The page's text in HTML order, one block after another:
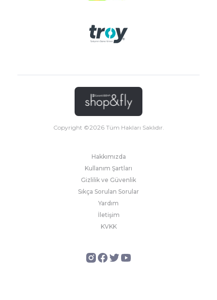
Copyright ©2026Tüm Hakları Saklıdır.
Hakkımızda
Kullanım Şartları
Gizlilik ve Güvenlik
Sıkça Sorulan Sorular
Yardım
İletişim
KVKK